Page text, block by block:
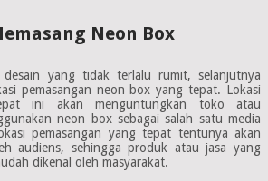
Neon Box
desain yang tidak terlalu rumit, selanjutnya
pemasangan neon box yang tepat. Lokasi
ini akan menguntungkan toko atau
neon box sebagai salah satu media
pemasangan yang tepat tentunya akan
audiens, sehingga produk atau jasa yang
dikenal oleh masyarakat.